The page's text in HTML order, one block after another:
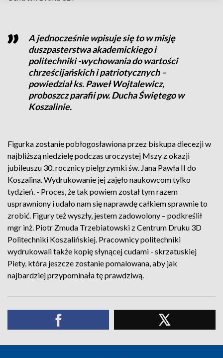
A jednocześnie wpisuje się to w misję
duszpasterstwa akademickiego i
politechniki -wychowania do wartości
chrześcijańskich i patriotycznych –
powiedział ks. Paweł Wojtalewicz,
proboszcz parafii pw. Ducha Świętego w
Koszalinie.
Figurka zostanie pobłogosławiona przez biskupa diecezji w
najbliższą niedzielę podczas uroczystej Mszy z okazji
jubileuszu 30. rocznicy pielgrzymki św. Jana Pawła II do
Koszalina. Wydrukowanie jej zajęło naukowcom tylko
tydzień. - Proces, że tak powiem został tym razem
usprawniony i udało nam się naprawdę całkiem sprawnie to
zrobić. Figury też wyszły, jestem zadowolony – podkreślił
mgr inż. Piotr Zmuda Trzebiatowski z Centrum Druku 3D
Politechniki Koszalińskiej. Pracownicy politechniki
wydrukowali także kopię słynącej cudami - skrzatuskiej
Piety, która jeszcze zostanie pomalowana, aby jak
najbardziej przypominała tę prawdziwą.